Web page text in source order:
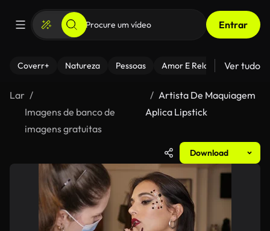
Entrar
Coverr+ Natureza Pessoas Amor E Relacionamentos
Ver tudo
Lar
Imagens de banco de
imagens gratuitas
Artista De Maquiagem
Aplica Lipstick
Download